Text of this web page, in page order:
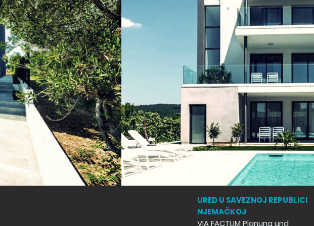
URED U SAVEZNOJ REPUBLICI
NJEMAČKOJ
VIA FACTUM Planung und